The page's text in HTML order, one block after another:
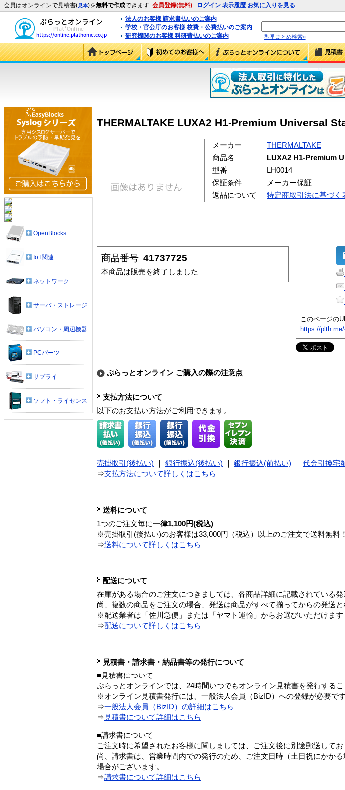
会員はオンラインで見積書(見本)を無料で作成できます 会員登録(無料) ログイン 表示履歴 お気に入りを見る
法人のお客様 請求書払いのご案内
学校・官公庁のお客様 校費・公費払いのご案内
研究機関のお客様 科研費払いのご案内
型番まとめ検索»
THERMALTAKE LUXA2 H1-Premium Universal
メーカー
THERMALTAKE
商品名
LUXA2 H1-Premium
型番
LH0014
保証条件
メーカー保証
返品について
特定商取引法に基づく
商品番号 41737725
本商品は販売を終了しました
このページの
https://
ぷらっとオンライン ご購入の際の注意点
支払方法について
以下のお支払い方法がご利用できます。
売掛取引(後払い) 銀行振込(後払い) 銀行振込(前払い) 代金引換宅
⇒支払方法について詳しくはこちら
送料について
1つのご注文毎に一律1,100円(税込)
※売掛取引(後払い)のお客様は33,000円（税込）以上のご注文で送料無料！
⇒送料について詳しくはこちら
配送について
在庫がある場合のご注文につきましては、各商品詳細に記載されている発
尚、複数の商品をご注文の場合、発送は商品がすべて揃ってからの発送と
※配送業者は「佐川急便」または「ヤマト運輸」からお選びいただけます
⇒配送について詳しくはこちら
見積書・請求書・納品書等の発行について
■見積書について
ぷらっとオンラインでは、24時間いつでもオンライン見積書を発行するこ
※オンライン見積書発行には、一般法人会員（BizID）への登録が必要です
⇒一般法人会員（BizID）の詳細はこちら
⇒ 見積書について詳細はこちら
■請求書について
ご注文時に希望されたお客様に関しましては、ご注文後に別途郵送してお
尚、請求書は、営業時間内での発行のため、ご注文日時（土日祝にかか
場合がございます。
⇒請求書について詳細はこちら
OpenBlocks
IoT関連
ネットワーク
サーバ・ストレージ
パソコン・周辺機器
PCパーツ
サプライ
ソフト・ライセンス